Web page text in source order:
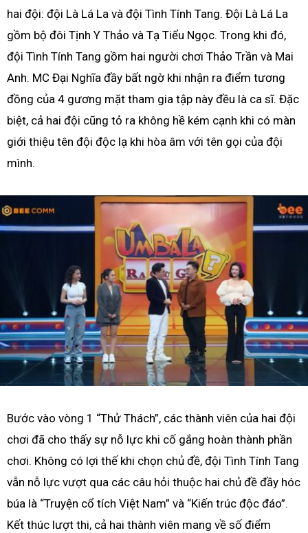
hai đội: đội Là Lá La và đội Tình Tính Tang. Đội Là Lá La
gồm bộ đôi Tịnh Y Thảo và Tạ Tiểu Ngọc. Trong khi đó,
đội Tình Tính Tang gồm hai người chơi Thảo Trần và Mai
Anh. MC Đại Nghĩa đầy bất ngờ khi nhận ra điểm tương
đồng của 4 gương mặt tham gia tập này đều là ca sĩ. Đặc
biệt, cả hai đội cũng tỏ ra không hề kém cạnh khi có màn
giới thiệu tên đội độc lạ khi hòa âm với tên gọi của đội
mình.
Bước vào vòng 1 “Thử Thách”, các thành viên của hai đội
chơi đã cho thấy sự nỗ lực khi cố gắng hoàn thành phần
chơi. Không có lợi thế khi chọn chủ đề, đội Tình Tính Tang
vẫn nỗ lực vượt qua các câu hỏi thuộc hai chủ đề đầy hóc
búa là “Truyện cổ tích Việt Nam” và “Kiến trúc độc đáo”.
Kết thúc lượt thi, cả hai thành viên mang về số điểm